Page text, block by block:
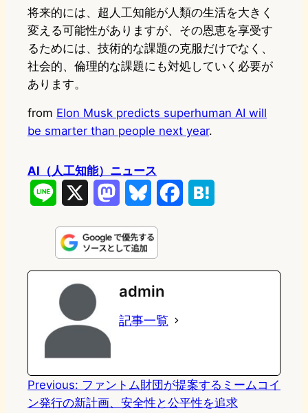
将来的には、超人工知能が人類の生活を大きく
変える可能性がありますが、その恩恵を享受す
るためには、技術的な課題の克服だけでなく、
社会的、倫理的な課題にも対処していく必要が
あります。
from Elon Musk predicts superhuman AI will
be smarter than people next year.
AI（人工知能）ニュース
n
e
s
t
o
d
n
u
e
s
k
e
k
e
admin
記事一覧
Previous: ファントム財団が提案するミームコイ
ン発行の新計画、安全性と公平性を追求